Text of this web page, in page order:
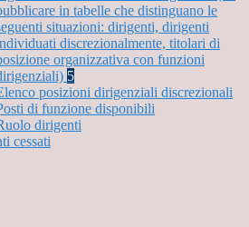
in tabelle che distinguano le
situazioni: dirigenti, dirigenti
discrezionalmente, titolari di
organizzativa con funzioni
5
posizioni dirigenziali discrezionali
di funzione disponibili
dirigenti
cessati